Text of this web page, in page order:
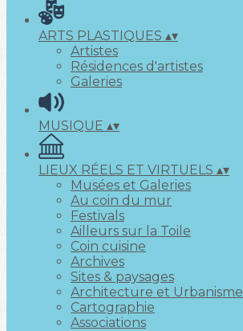
ARTS PLASTIQUES ▴▾
Artistes
Résidences d'artistes
Galeries
MUSIQUE ▴▾
LIEUX RÉELS ET VIRTUELS ▴▾
Musées et Galeries
Au coin du mur
Festivals
Ailleurs sur la Toile
Coin cuisine
Archives
Sites & paysages
Architecture et Urbanisme
Cartographie
Associations